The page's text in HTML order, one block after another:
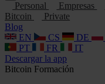
Personal Empresas
Bitcoin
Private
Blog
EN
CS DE
PT
FR
IT
Descargar la app
Bitcoin Formación